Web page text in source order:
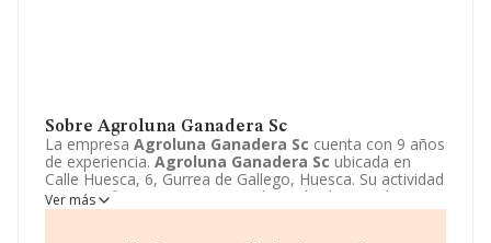
Sobre Agroluna Ganadera Sc
La empresa Agroluna Ganadera Sc cuenta con 9 años
de experiencia. Agroluna Ganadera Sc ubicada en
Calle Huesca, 6, Gurrea de Gallego, Huesca. Su actividad
CNAE se fine como 0146 - Explotación de ganado
porcino. El modelo de sociedad deAgroluna
Ver más